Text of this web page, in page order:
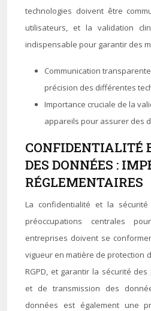
technologies doivent être
utilisateurs, et la validation
indispensable pour garantir des
Communication
précision des différentes
Importance cruciale de la
appareils pour assurer des
CONFIDENTIALITÉ
DES DONNÉES :
RÉGLEMENTAIRES
La confidentialité et la
préoccupations centrales
entreprises doivent se
vigueur en matière de protection
RGPD, et garantir la sécurité
et de transmission des
données est également une